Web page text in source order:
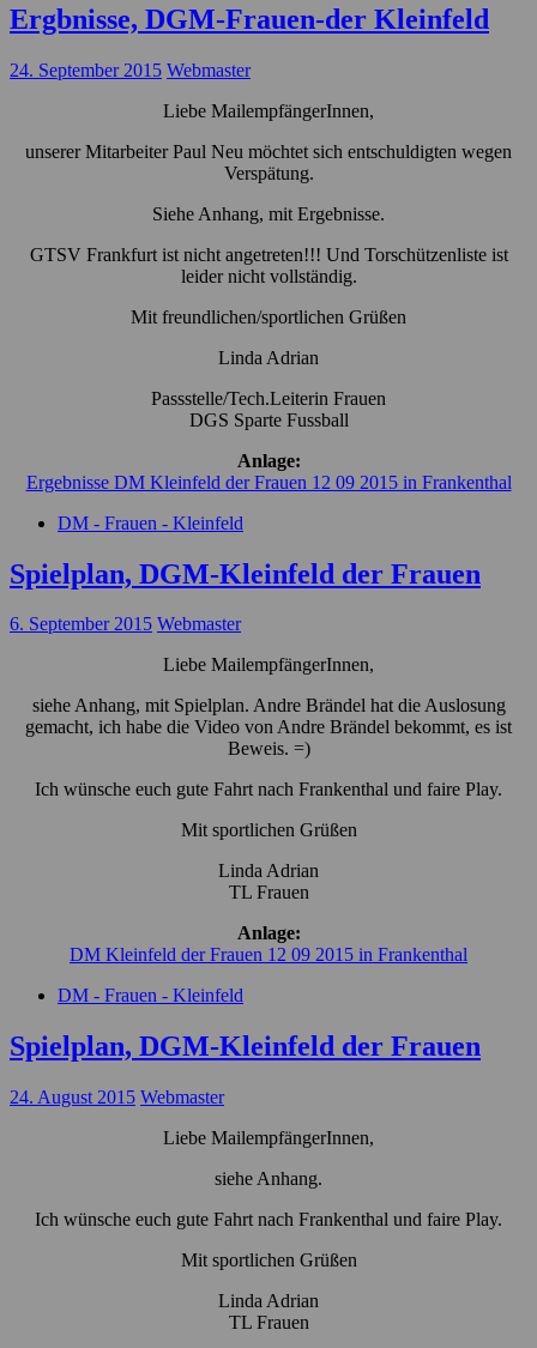
Ergbnisse, DGM-Frauen-der Kleinfeld
24. September 2015 Webmaster
Liebe MailempfängerInnen,
unserer Mitarbeiter Paul Neu möchtet sich entschuldigten wegen
Verspätung.
Siehe Anhang, mit Ergebnisse.
GTSV Frankfurt ist nicht angetreten!!! Und Torschützenliste ist
leider nicht vollständig.
Mit freundlichen/sportlichen Grüßen
Linda Adrian
Passstelle/Tech.Leiterin Frauen
DGS Sparte Fussball
Anlage:
Ergebnisse DM Kleinfeld der Frauen 12 09 2015 in Frankenthal
DM - Frauen - Kleinfeld
Spielplan, DGM-Kleinfeld der Frauen
6. September 2015 Webmaster
Liebe MailempfängerInnen,
siehe Anhang, mit Spielplan. Andre Brändel hat die Auslosung
gemacht, ich habe die Video von Andre Brändel bekommt, es ist
Beweis. =)
Ich wünsche euch gute Fahrt nach Frankenthal und faire Play.
Mit sportlichen Grüßen
Linda Adrian
TL Frauen
Anlage:
DM Kleinfeld der Frauen 12 09 2015 in Frankenthal
DM - Frauen - Kleinfeld
Spielplan, DGM-Kleinfeld der Frauen
24. August 2015 Webmaster
Liebe MailempfängerInnen,
siehe Anhang.
Ich wünsche euch gute Fahrt nach Frankenthal und faire Play.
Mit sportlichen Grüßen
Linda Adrian
TL Frauen